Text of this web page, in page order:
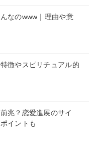
なのwww｜理由や意
徴やスピリチュアル的
兆？恋愛進展のサイ
イントも